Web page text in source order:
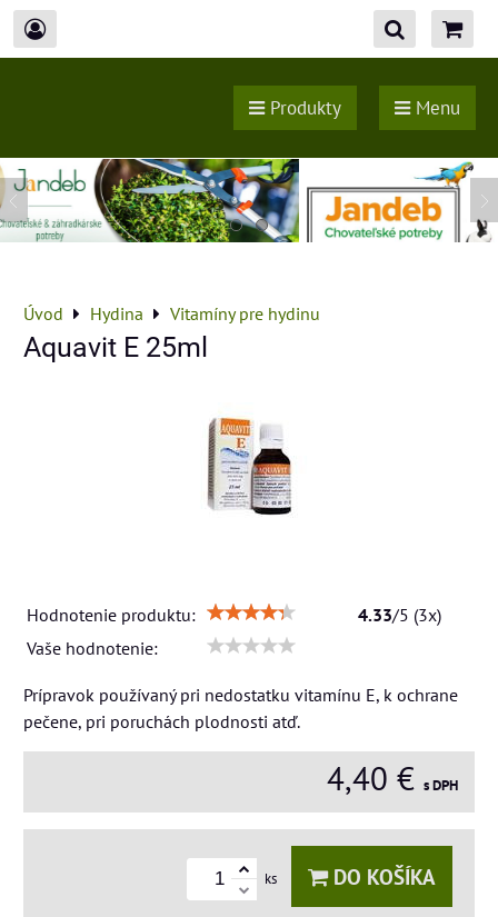
Produkty Menu
Úvod Hydina Vitamíny pre hydinu
Aquavit E 25ml
Hodnotenie produktu: 4.33/5 (3x)
Vaše hodnotenie:
Prípravok používaný pri nedostatku vitamínu E, k ochrane
pečene, pri poruchách plodnosti atď.
4,40 € s DPH
ks DO KOŠÍKA